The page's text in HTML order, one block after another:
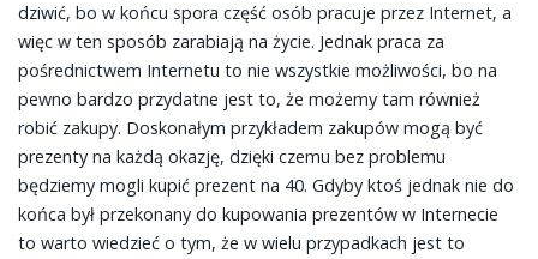
dziwić, bo w końcu spora część osób pracuje przez Internet, a
więc w ten sposób zarabiają na życie. Jednak praca za
pośrednictwem Internetu to nie wszystkie możliwości, bo na
pewno bardzo przydatne jest to, że możemy tam również
robić zakupy. Doskonałym przykładem zakupów mogą być
prezenty na każdą okazję, dzięki czemu bez problemu
będziemy mogli kupić prezent na 40. Gdyby ktoś jednak nie do
końca był przekonany do kupowania prezentów w Internecie
to warto wiedzieć o tym, że w wielu przypadkach jest to